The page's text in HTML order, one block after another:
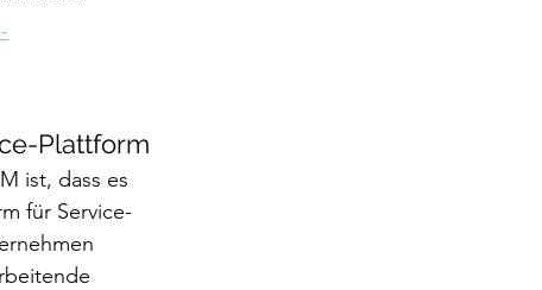
Plattform
ist, dass es
für Service-